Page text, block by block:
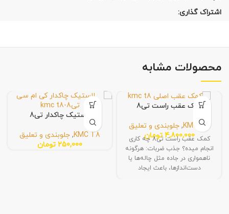
اشتراک گذاری:
محصولات مشابه
کمک عقب راست تی8
KMC T8
, جلوبندی و تعلیق
4,800,000 تومانکمک عقب راست تی8 چه کاری
انجام میده؟ جذب ضربات: هرگونه
ناهمواری در جاده مثل چاله‌ها یا
دست‌اندازها، باعث ایجاد
لاستیک چاکدار تی8
KMC T8
, جلوبندی و تعلیق
250,000 تومان